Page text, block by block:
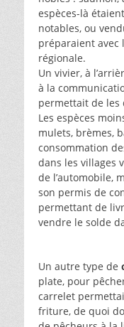
espèces-là
notables, ou
préparaient avec
régionale.
Un vivier, à
à la
permettait de les
Les espèces
mulets, brèmes,
consommation
dans les villages
de l’automobile,
son permis de
permettant de
vendre le solde
Un autre type de
plate, pour
carrelet
friture, de quoi